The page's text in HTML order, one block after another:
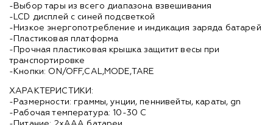
-Выбор тары из всего диапазона взвешивания
-LCD дисплей с синей подсветкой
-Низкое энергопотребление и индикация заряда батарей
-Пластиковая платформа
-Прочная пластиковая крышка защитит весы при
транспортировке
-Кнопки: ON/OFF,CAL,MODE,TARE
ХАРАКТЕРИСТИКИ:
-Размерности: граммы, унции, пеннивейты, караты, gn
-Рабочая температура: 10-30 C